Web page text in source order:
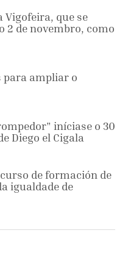
Vigofeira, que se
2 de novembro, como
para ampliar o
iníciase o 30
Diego el Cigala
de formación de
igualdade de